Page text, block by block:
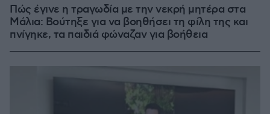
Πώς έγινε η τραγωδία με την νεκρή μητέρα στα
Μάλια: Βούτηξε για να βοηθήσει τη φίλη της και
πνίγηκε, τα παιδιά φώναζαν για βοήθεια